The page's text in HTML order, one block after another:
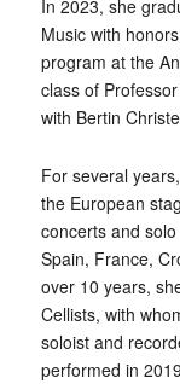
In 2023, she
Music with
program at the
class of
with Bertin
For several
the European
concerts and
Spain, France,
over 10 years,
Cellists, with
soloist and
performed in